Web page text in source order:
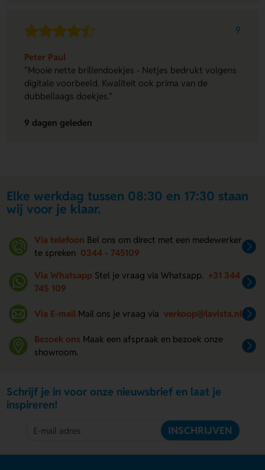
9
Peter Paul
"Mooie nette brillendoekjes - Netjes bedrukt volgens
digitale voorbeeld. Kwaliteit ook prima van de
dubbellaags doekjes."
9 dagen geleden
Elke werkdag tussen 08:30 en 17:30 staan
wij voor je klaar.
Via telefoon Bel ons om direct met een medewerker
te spreken 0344 - 745109
Via Whatsapp Stel je vraag via Whatsapp. +31 344
745 109
Via E-mail Mail ons je vraag via verkoop@lavista.nl
Bezoek ons Maak een afspraak en bezoek onze
showroom.
Schrijf je in voor onze nieuwsbrief en laat je
inspireren!
INSCHRIJVEN